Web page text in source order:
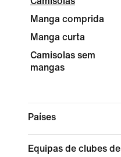
Manga comprida
Manga curta
Camisolas sem
mangas
Países
Equipas de clubes de